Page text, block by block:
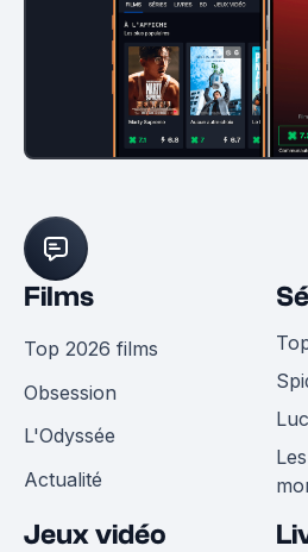
Films
Top 2026 films
Obsession
L'Odyssée
Actualité
Jeux vidéo